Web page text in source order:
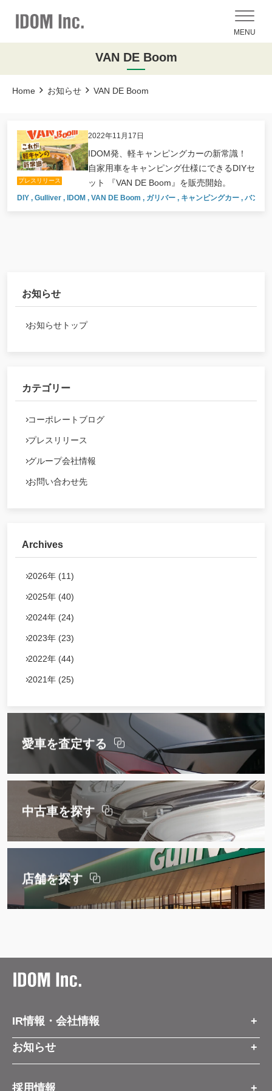
MENU
VAN DE Boom
Home お知らせ VAN DE Boom
2022年11月17日
プレスリリース
IDOM発、軽キャンピングカーの新常識！
自家用車をキャンピング仕様にできるDIYセ
ット 『VAN DE Boom』を販売開始。
DIY , Gulliver , IDOM , VAN DE Boom , ガリバー , キャンピングカー , バンラ
お知らせ
お知らせトップ
カテゴリー
コーポレートブログ
プレスリリース
グループ会社情報
お問い合わせ先
Archives
2026年 (11)
2025年 (40)
2024年 (24)
2023年 (23)
2022年 (44)
2021年 (25)
愛車を査定する
中古車を探す
店舗を探す
IR情報・会社情報
IR情報トップ
会社情報
お知らせ
お知らせ
採用情報